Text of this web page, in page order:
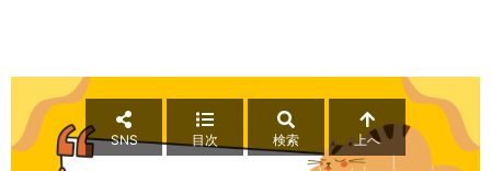
SNS 目次 検索 上へ